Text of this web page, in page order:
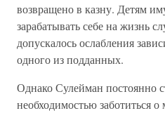
возвращено в казну. Детям
зарабатывать себе на жизнь
допускалось ослабления
одного из подданных.
Однако Сулейман постоянно
необходимостью заботиться